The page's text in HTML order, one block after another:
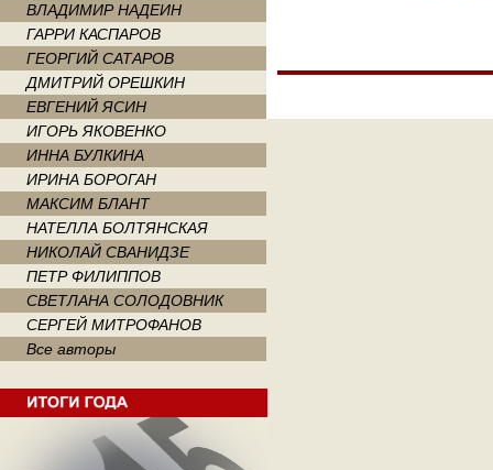
ВЛАДИМИР НАДЕИН
ГАРРИ КАСПАРОВ
ГЕОРГИЙ САТАРОВ
ДМИТРИЙ ОРЕШКИН
ЕВГЕНИЙ ЯСИН
ИГОРЬ ЯКОВЕНКО
ИННА БУЛКИНА
ИРИНА БОРОГАН
МАКСИМ БЛАНТ
НАТЕЛЛА БОЛТЯНСКАЯ
НИКОЛАЙ СВАНИДЗЕ
ПЕТР ФИЛИППОВ
СВЕТЛАНА СОЛОДОВНИК
СЕРГЕЙ МИТРОФАНОВ
Все авторы